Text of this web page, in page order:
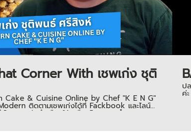
Corner With เชพเก่ง ชุติ
Cake & Cuisine Online by Chef "K E N G"
ติดตามเชพเก่งได้ที่ Fackbook และไลน์
ม เชพเก่งถึงเลือกให้เครื่องปิดฝากระป๋องของลาซส
ป
ค่